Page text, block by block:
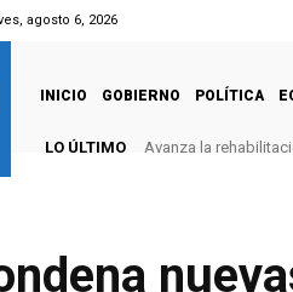
agosto 6, 2026
INICIO GOBIERNO POLÍTICA
LO ÚLTIMO Avanza la